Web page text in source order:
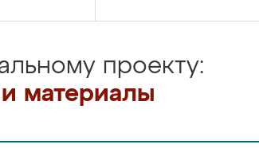
проекту:
материалы